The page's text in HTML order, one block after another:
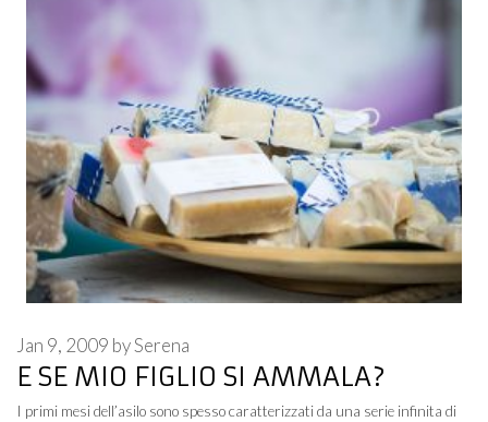
E SE MIO FIGLIO SI AMMALA?
Jan 9, 2009 bySerena
I primi mesi dell’asilo sono spesso caratterizzati da una serie infinita di